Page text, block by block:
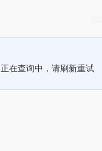
正在查询中，请刷新重试